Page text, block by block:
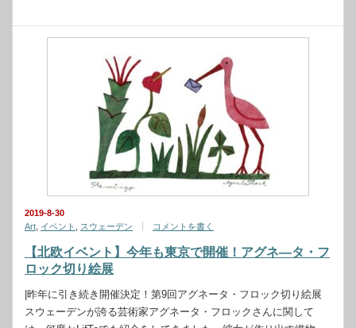
2019-8-30
Art イベント スウェーデン コメントを書く
【北欧イベント】今年も東京で開催！アグネ—タ・フ
ロック切り絵展
|昨年に引き続き開催決定！第9回アグネータ・フロック切り絵展
スウェーデンが誇る芸術家アグネータ・フロックさんに関して